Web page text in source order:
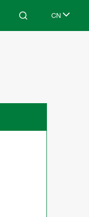
Search CN
Select